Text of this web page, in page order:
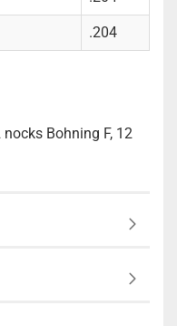
.204
Bohning F, 12